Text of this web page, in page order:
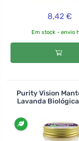
8,42 €
Em stock - envio
Purity Vision
Lavanda